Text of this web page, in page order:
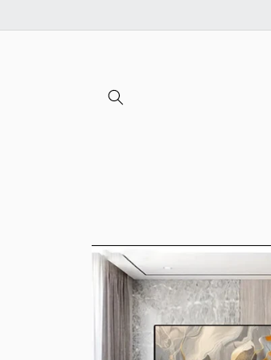
contenu
Passer aux
informations
produits